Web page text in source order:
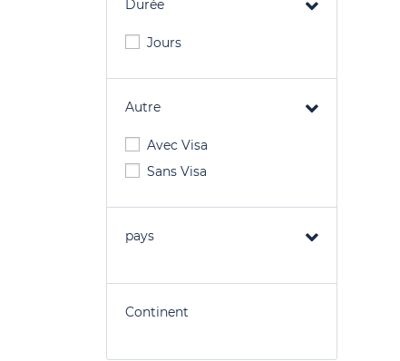
Durée
Jours
Autre
Avec Visa
Sans Visa
pays
Continent